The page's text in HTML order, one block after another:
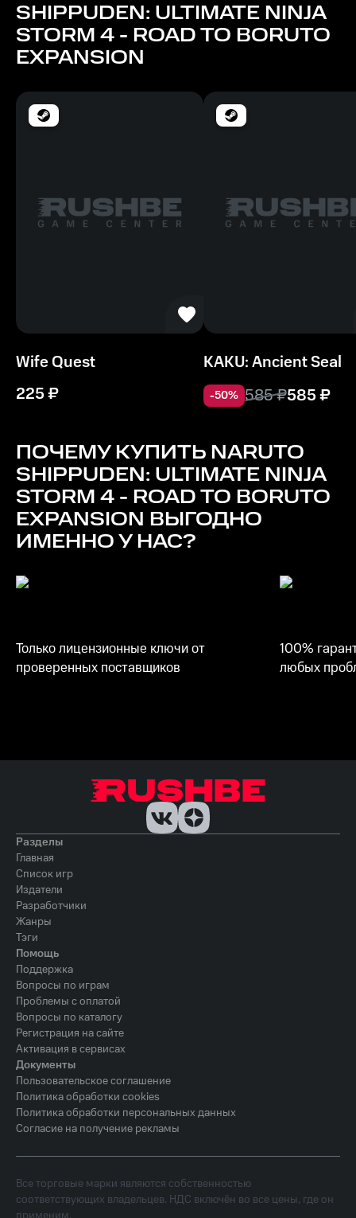
Память
2 GB ОЗУ
40 MB
SHIPPUDEN: ULTIMATE NINJA
STORM 4 - ROAD TO BORUTO
EXPANSION
Wife Quest
225₽
KAKU: Ancient Seal
-50% 585₽585₽
ПОЧЕМУ КУПИТЬ NARUTO
SHIPPUDEN: ULTIMATE NINJA
STORM 4 - ROAD TO BORUTO
EXPANSION ВЫГОДНО
ИМЕННО У НАС?
Только лицензионные ключи от
проверенных поставщиков
100%
любых
Разделы
Главная
Список игр
Издатели
Разработчики
Жанры
Тэги
Помощь
Поддержка
Вопросы по играм
Проблемы с оплатой
Вопросы по каталогу
Регистрация на сайте
Активация в сервисах
Документы
Пользовательское соглашение
Политика обработки cookies
Политика обработки персональных данных
Согласие на получение рекламы
Все торговые марки являются собственностью
соответствующих владельцев. НДС включён во все цены, где он